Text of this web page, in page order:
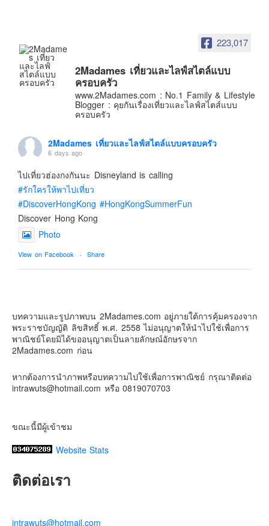
ไต้หวัน
ฟิลิปปินส์
ออสเตรเลีย
ร้านอร่อย
Beauty Review
รีวิวสายการบิน
Products & Applications
Events & PR News
About Us
Contact & Support Us
223,017
2Madames เที่ยวและไลฟ์สไตล์แบบ
ครอบครัว
www.2Madames.com : No.1 Family & Lifestyle
Blogger : คุยกันเรื่องเที่ยวและไลฟ์สไตส์แบบ
ครอบครัว
2Madames เที่ยวและไลฟ์สไตล์แบบครอบครัว
6 days ago
ไปเที่ยวฮ่องกงกันนะ Disneyland is calling
#รักใครให้พาไปเที่ยว
#DiscoverHongKong #HongKongSummerFun
Discover Hong Kong
Photo
View on Facebook · Share
เตรียมไว้หนวด ถอยปืนลูกซอง
#น้องเกรซ #ลูกสาวเราเป็นสาวแล้ว
Photo
บทความและรูปภาพบน 2Madames.com อยู่ภายใต้การคุ้มครองจาก
พระราชบัญญัติ ลิขสิทธิ์ พ.ศ. 2558 ไม่อนุญาตให้นำไปใช้เพื่อการ
พาณิชย์โดยมิได้ขออนุญาตเป็นลายลักษณ์อักษรจาก
2Madames.com ก่อน
หากต้องการนำภาพหรือบทความไปใช้เพื่อการพาณิชย์ กรุณาติดต่อ
intrawuts@hotmail.com หรือ 0819070703
ขณะนี้มีผู้เข้าชม
Website Stats
ติดต่อเรา
intrawuts@hotmail.com